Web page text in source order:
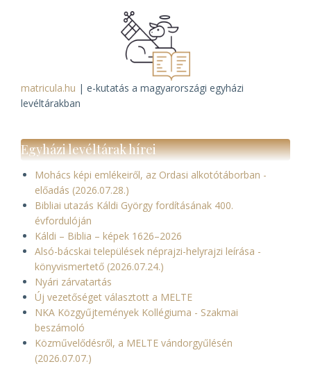
matricula.hu | e-kutatás a magyarországi egyházi
levéltárakban
Egyházi levéltárak hírei
Mohács képi emlékeiről, az Ordasi alkotótáborban -
előadás (2026.07.28.)
Bibliai utazás Káldi György fordításának 400.
évfordulóján
Káldi – Biblia – képek 1626–2026
Alsó-bácskai települések néprajzi-helyrajzi leírása -
könyvismertető (2026.07.24.)
Nyári zárvatartás
Új vezetőséget választott a MELTE
NKA Közgyűjtemények Kollégiuma - Szakmai
beszámoló
Közművelődésről, a MELTE vándorgyűlésén
(2026.07.07.)